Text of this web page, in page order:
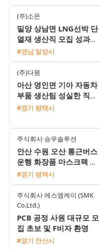
(주)소온
밀양 상남면 LNG선박 단
열재 생산직 모집 성과금
110프로 지급 및 근무 형
#경남 밀양시
(주)다원
아산 영인면 기아 자동차
부품 생산팀 성실한 직원
모집
#경기 평택시
주식회사 승우솔루션
안산 수원 오산 통근버스
운행 화장품 마스크팩 포
장 및 검사 모집 (주간
#경기 평택시
주식회사 에스엠케이 (SMK
Co.Ltd.)
PCB 공정 사원 대규모 모
집 초보 및 F비자 환영
#경기 안산시